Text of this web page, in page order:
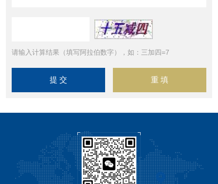
请输入计算结果（填写阿拉伯数字），如：三加四=7